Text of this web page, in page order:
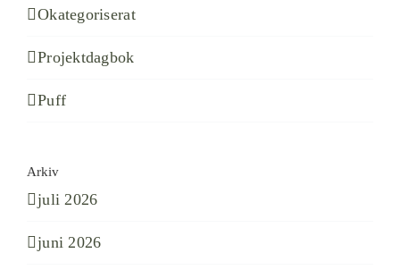
Okategoriserat
Projektdagbok
Puff
Arkiv
juli 2026
juni 2026